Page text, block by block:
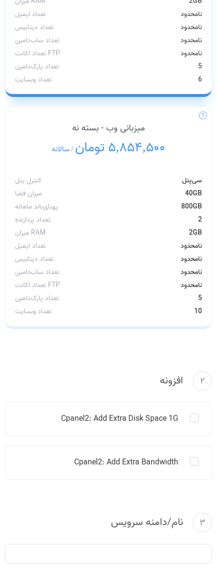
تعداد ایمیل
نامحدود
تعداد دیتابیس
نامحدود
تعداد ساب‌دامین
نامحدود
تعداد اکانت FTP
نامحدود
تعداد پارک‌دامین
5
تعداد وبسایت
6
میزبانی وب - بسته نه
5,854,500 تومان /سالانه
کنترل پنل
سی‌پنل
میزان فضا
40GB
پهنای‌باند ماهانه
800GB
تعداد پردازنده
2
میزان RAM
2GB
تعداد ایمیل
نامحدود
تعداد دیتابیس
نامحدود
تعداد ساب‌دامین
نامحدود
تعداد اکانت FTP
نامحدود
تعداد پارک‌دامین
5
تعداد وبسایت
10
2 افزونه
Cpanel2: Add Extra Disk Space 1G
Cpanel2: Add Extra Bandwidth
3 نام/دامنه سرویس